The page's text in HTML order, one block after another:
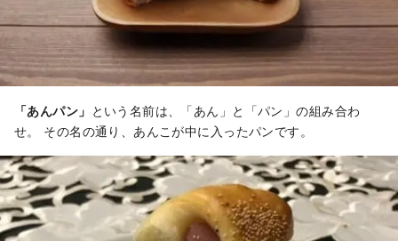
「あんパン」 という名前は、「あん」と「パン」の組み合わ
せ。 その名の通り、あんこが中に入ったパンです。